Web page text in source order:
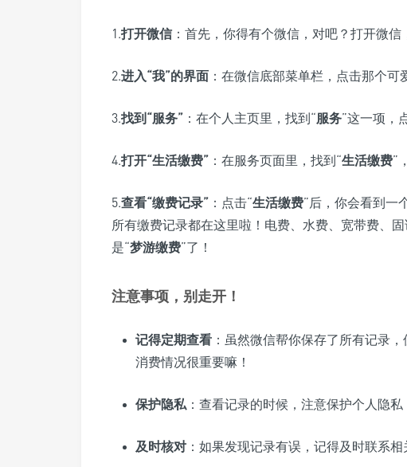
1.打开微信 ：首先，你得有个微信，对吧？打开微信
2.进入“我”的界面 ：在微信底部菜单栏，点击那个可
3.找到“服务” ：在个人主页里，找到“服务”这一项，
4.打开“生活缴费” ：在服务页面里，找到“生活缴费”
5.查看“缴费记录” ：点击“生活缴费”后，你会看到一
所有缴费记录都在这里啦！电费、水费、宽带费、
是“梦游缴费”了！
注意事项，别走开！
记得定期查看 ：虽然微信帮你保存了所有记录
消费情况很重要嘛！
保护隐私 ：查看记录的时候，注意保护个人隐
及时核对 ：如果发现记录有误，记得及时联系